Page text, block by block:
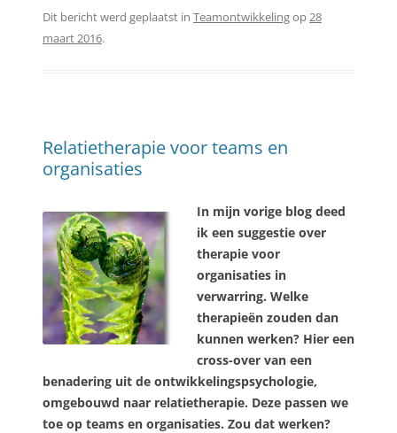
Dit bericht werd geplaatst in Teamontwikkelingop28
maart 2016.
Relatietherapie voor teams en
organisaties
In mijn vorige blog deed
ik een suggestie over
therapie voor
organisaties in
verwarring. Welke
therapieën zouden dan
kunnen werken? Hier een
cross-over van een
benadering uit de ontwikkelingspsychologie,
omgebouwd naar relatietherapie. Deze passen we
toe op teams en organisaties. Zou dat werken?